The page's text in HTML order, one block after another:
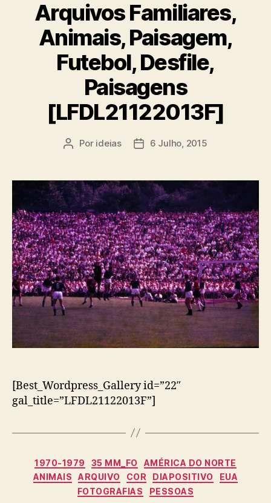
Arquivos Familiares,
Animais, Paisagem,
Futebol, Desfile,
Paisagens
[LFDL21122013F]
Autor
Por ideias
Data6 Julho, 2015
[Best_Wordpress_Gallery id=”22″
gal_title=”LFDL21122013F”]
Categorias
1970-1979 35 MM_FO
AMÉRICA DO NORTE
ANIMAIS
ARQUIVO COR DIAPOSITIVO
EUA
FOTOGRAFIAS
PESSOAS